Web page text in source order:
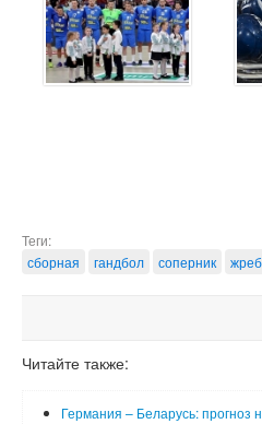
Теги:
сборная
гандбол соперник
Читайте также:
Германия – Беларусь: прогноз